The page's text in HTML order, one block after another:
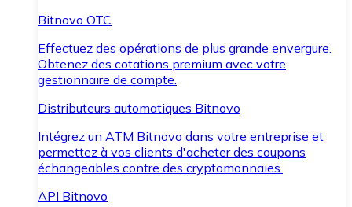
Bitnovo OTC
Effectuez des opérations de plus grande envergure.
Obtenez des cotations premium avec votre
gestionnaire de compte.
Distributeurs automatiques Bitnovo
Intégrez un ATM Bitnovo dans votre entreprise et
permettez à vos clients d'acheter des coupons
échangeables contre des cryptomonnaies.
API Bitnovo